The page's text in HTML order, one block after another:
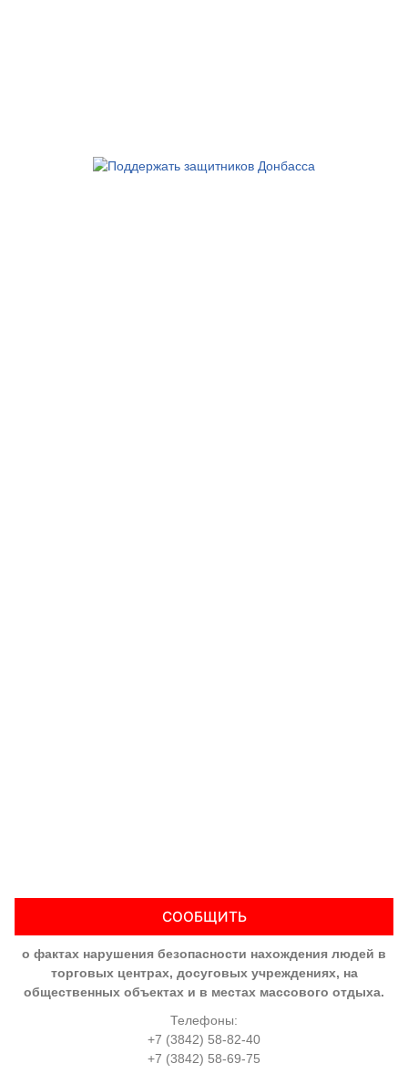
СООБЩИТЬ
о фактах нарушения безопасности нахождения людей в
торговых центрах, досуговых учреждениях, на
общественных объектах и в местах массового отдыха.
Телефоны:
+7 (3842) 58-82-40
+7 (3842) 58-69-75